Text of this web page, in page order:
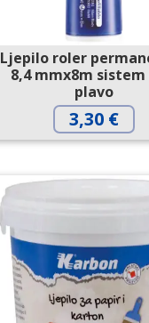
Ljepilo roler
8,4 mmx8m sistem
plavo
3,30 €